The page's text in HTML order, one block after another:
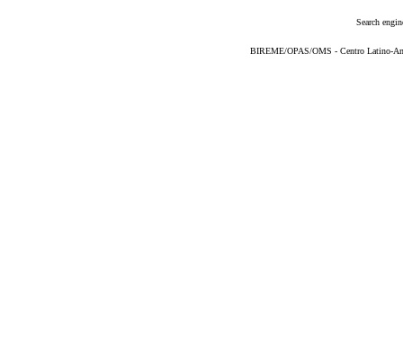
Search
BIREME/OPAS/OMS - Centro Latino-